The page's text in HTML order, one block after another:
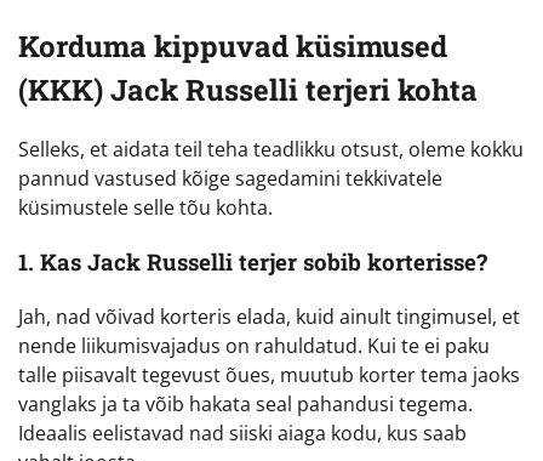
Korduma kippuvad küsimused
(KKK) Jack Russelli terjeri kohta
Selleks, et aidata teil teha teadlikku otsust, oleme kokku
pannud vastused kõige sagedamini tekkivatele
küsimustele selle tõu kohta.
1. Kas Jack Russelli terjer sobib korterisse?
Jah, nad võivad korteris elada, kuid ainult tingimusel, et
nende liikumisvajadus on rahuldatud. Kui te ei paku
talle piisavalt tegevust õues, muutub korter tema jaoks
vanglaks ja ta võib hakata seal pahandusi tegema.
Ideaalis eelistavad nad siiski aiaga kodu, kus saab